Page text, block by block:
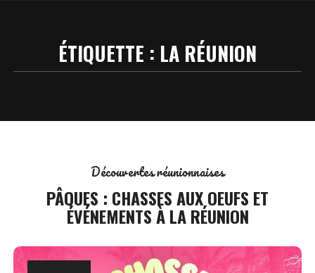
ÉTIQUETTE : LA RÉUNION
Découvertes réunionnaises
PÂQUES : CHASSES AUX OEUFS ET
ÉVÉNEMENTS À LA RÉUNION